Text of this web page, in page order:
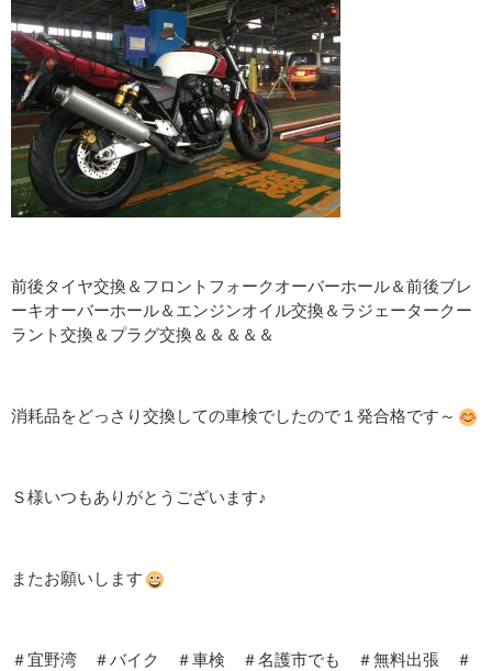
前後タイヤ交換＆フロントフォークオーバーホール＆前後ブレ
ーキオーバーホール＆エンジンオイル交換＆ラジェータークー
ラント交換＆プラグ交換＆＆＆＆＆
消耗品をどっさり交換しての車検でしたので１発合格です～
Ｓ様いつもありがとうございます♪
またお願いします
＃宜野湾 ＃バイク ＃車検 ＃名護市でも ＃無料出張 ＃